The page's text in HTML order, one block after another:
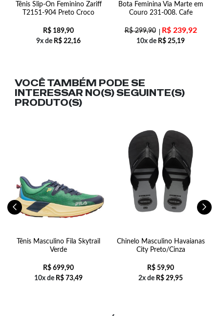
Tênis Slip-On Feminino Zariff
T2151-904 Preto Croco
R$ 189,90
9x de R$ 22,16
Bota Feminina Via Marte em
Couro 231-008. Cafe
R$299,90 R$239,92
10x de R$ 25,19
VOCÊ TAMBÉM PODE SE
INTERESSAR NO(S) SEGUINTE(S)
PRODUTO(S)
Tênis Masculino Fila Skytrail
Verde
R$ 699,90
10x de R$ 73,49
Chinelo Masculino Havaianas
City Preto/Cinza
R$ 59,90
2x de R$ 29,95